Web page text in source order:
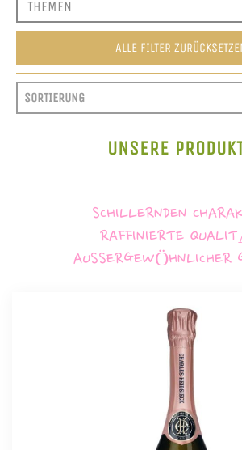
ALLE FILTER
SORTIEREN
SORT CONTENT
SORT CONTENT
UNSERE
SCHILLERNDEN
RAFFINIERTE
AUSSERGEWÖHNLICHER